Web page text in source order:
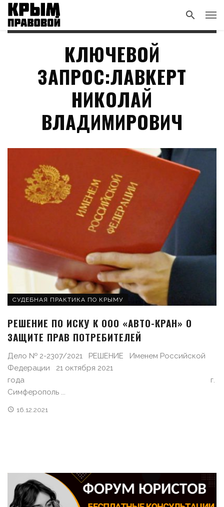
КЛЮЧЕВОЙ
ЗАПРОС:ЛАВКЕРТ
НИКОЛАЙ
ВЛАДИМИРОВИЧ
СУДЕБНАЯ ПРАКТИКА ПО КРЫМУ
РЕШЕНИЕ ПО ИСКУ К ООО «АВТО-КРАН» О
ЗАЩИТЕ ПРАВ ПОТРЕБИТЕЛЕЙ
Дело № 2-2307/2021 РЕШЕНИЕ Именем Российской
Федерации 21 октября 2021
года г.
Симферополь ...
16.12.2021